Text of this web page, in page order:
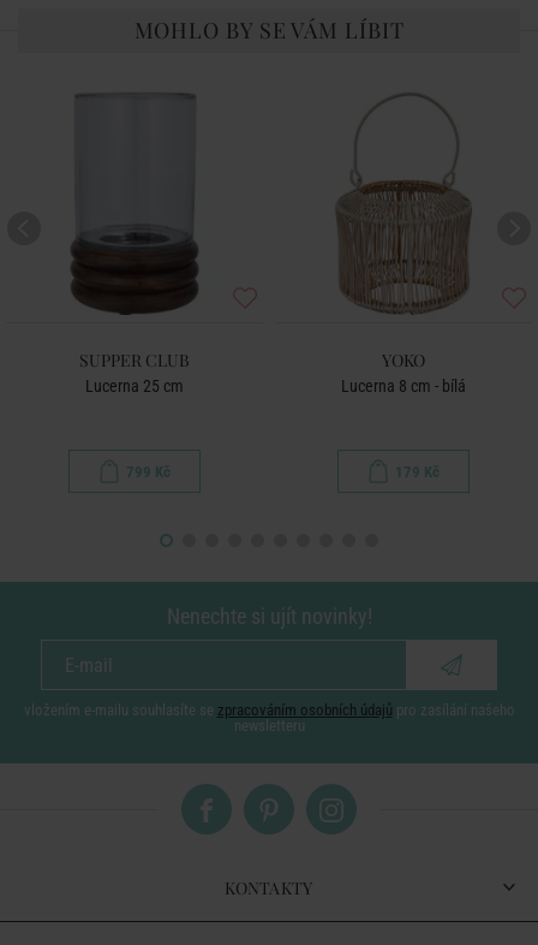
MOHLO BY SE VÁM LÍBIT
SUPPER CLUB
Lucerna 25 cm
799 Kč
YOKO
Lucerna 8 cm - bílá
179 Kč
Nenechte si ujít novinky!
vložením e-mailu souhlasíte se zpracováním osobních údajů pro zasílání našeho
newsletteru
KONTAKTY